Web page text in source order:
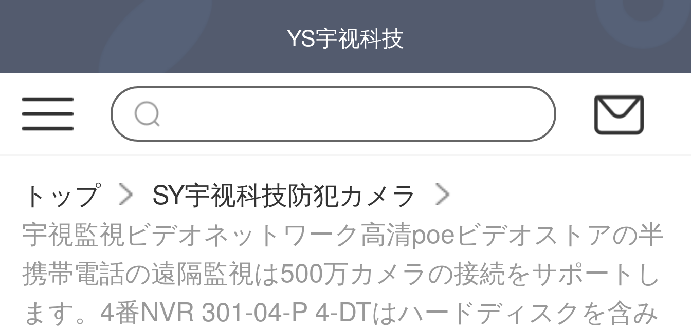
YS宇视科技
トップ
SY宇视科技防犯カメラ
宇視監視ビデオネットワーク高清poeビデオストアの半
携帯電話の遠隔監視は500万カメラの接続をサポートし
ます。4番NVR 301-04-P 4-DTはハードディスクを含み